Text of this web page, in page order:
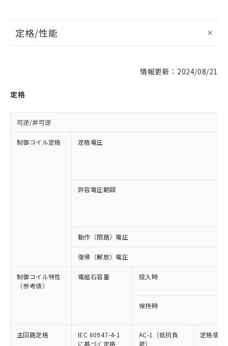
定格/性能
情報更新：2024/08/21
定格
可逆/非可逆
制御コイル定格 定格電圧
許容電圧範囲
動作（閉路）電圧
復帰（解放）電圧
制御コイル特性
（参考値）
電磁石容量 投入時
保持時
主回路定格
IEC 60947-4-1
に基づく定格
AC-1（抵抗負
荷）
定格使用